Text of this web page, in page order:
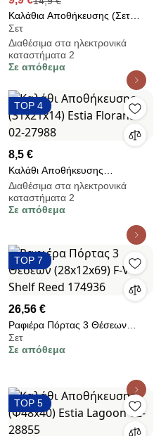
Καλάθια Αποθήκευσης (Σετ
3τμχ) Estia Florana 02-27964
Σετ
Διαθέσιμα στα ηλεκτρονικά
καταστήματα 2
Σε απόθεμα
TOP 4
8,5 €
Καλάθι Αποθήκευσης
(31x21x14) Estia Florana 02-
27988
Διαθέσιμα στα ηλεκτρονικά
καταστήματα 2
Σε απόθεμα
TOP 7
26,56 €
Ραφιέρα Πόρτας 3 Θέσεων
(28x12x69) F-V Shelf Reed
174936
Σετ
Σε απόθεμα
TOP 5